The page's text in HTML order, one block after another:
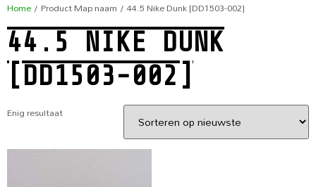
Home/ Product Map naam / 44.5 Nike Dunk [DD1503-002]
44.5 NIKE DUNK
[DD1503-002]
Enig resultaat